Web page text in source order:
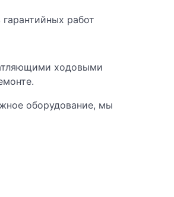
работ
ходовыми
оборудование, мы